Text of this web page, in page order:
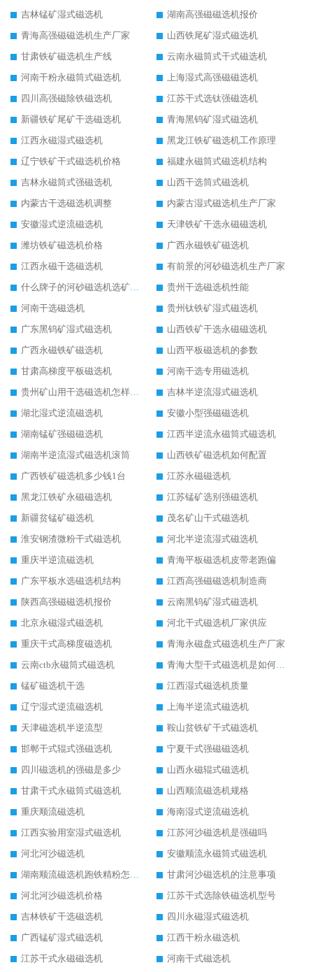
吉林锰矿湿式磁选机
湖南高强磁磁选机报价
青海高强磁磁选机生产厂家
山西铁尾矿湿式磁选机
甘肃铁矿磁选机生产线
云南永磁筒式干式磁选机
河南干粉永磁筒式磁选机
上海湿式高强磁磁选机
四川高强磁除铁磁选机
江苏干式选钛强磁选机
新疆铁矿尾矿干选磁选机
青海黑钨矿湿式磁选机
江西永磁湿式磁选机
黑龙江铁矿磁选机工作原理
辽宁铁矿干式磁选机价格
福建永磁筒式磁选机结构
吉林永磁筒式强磁选机
山西干选筒式磁选机
内蒙古干选磁选机调整
内蒙古湿式磁选机生产厂家
安徽湿式逆流磁选机
天津铁矿干选永磁磁选机
潍坊铁矿磁选机价格
广西永磁铁矿磁选机
江西永磁干选磁选机
有前景的河砂磁选机生产厂家
什么牌子的河砂磁选机选矿效果好
贵州干选磁选机性能
河南干选磁选机
贵州钛铁矿湿式磁选机
广东黑钨矿湿式磁选机
山西铁矿干选永磁磁选机
广西永磁铁矿磁选机
山西平板磁选机的参数
甘肃高梯度平板磁选机
河南干选专用磁选机
贵州矿山用干选磁选机怎样调磁
吉林半逆流湿式磁选机
湖北湿式逆流磁选机
安徽小型强磁磁选机
湖南锰矿强磁磁选机
江西半逆流永磁筒式磁选机
湖南半逆流湿式磁选机滚筒
山西铁矿磁选机如何配置
广西铁矿磁选机多少钱1台
江苏永磁磁选机
黑龙江铁矿永磁磁选机
江苏锰矿选别强磁选机
新疆贫锰矿磁选机
茂名矿山干式磁选机
淮安钢渣微粉干式磁选机
河北半逆流湿式磁选机
重庆半逆流磁选机
青海平板磁选机皮带老跑偏
广东平板水选磁选机结构
江西高强磁磁选机制造商
陕西高强磁磁选机报价
云南黑钨矿湿式磁选机
北京永磁湿式磁选机
河北干式磁选机厂家供应
重庆干式高梯度磁选机
青海永磁盘式磁选机生产厂家
云南ctb永磁筒式磁选机
青海大型干式磁选机是如何选矿的
锰矿磁选机干选
江西湿式磁选机质量
辽宁湿式逆流磁选机
上海半逆流式磁选机
天津磁选机半逆流型
鞍山贫铁矿干式磁选机
邯郸干式辊式强磁选机
宁夏干式强磁磁选机
四川磁选机的强磁是多少
山西永磁辊式磁选机
甘肃干式永磁筒式磁选机
山西顺流磁选机规格
重庆顺流磁选机
海南湿式逆流磁选机
江西实验用室湿式磁选机
江苏河沙磁选机是强磁吗
河北河沙磁选机
安徽顺流永磁筒式磁选机
湖南顺流磁选机跑铁精粉怎么处理
甘肃河沙磁选机的注意事项
河北河沙磁选机价格
江苏干式选除铁磁选机型号
吉林铁矿干选磁选机
四川永磁湿式磁选机
广西锰矿湿式磁选机
江西干粉永磁选机
江苏干式永磁磁选机
河南干式磁选机